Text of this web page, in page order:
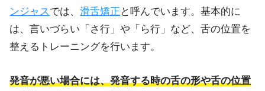
ンジャス では、滑舌矯正 と呼んでいます。基本的に
は、言いづらい「さ行」や「ら行」など、舌の位置を
整えるトレーニングを行います。
発音が悪い場合には、発音する時の舌の形や舌の位置